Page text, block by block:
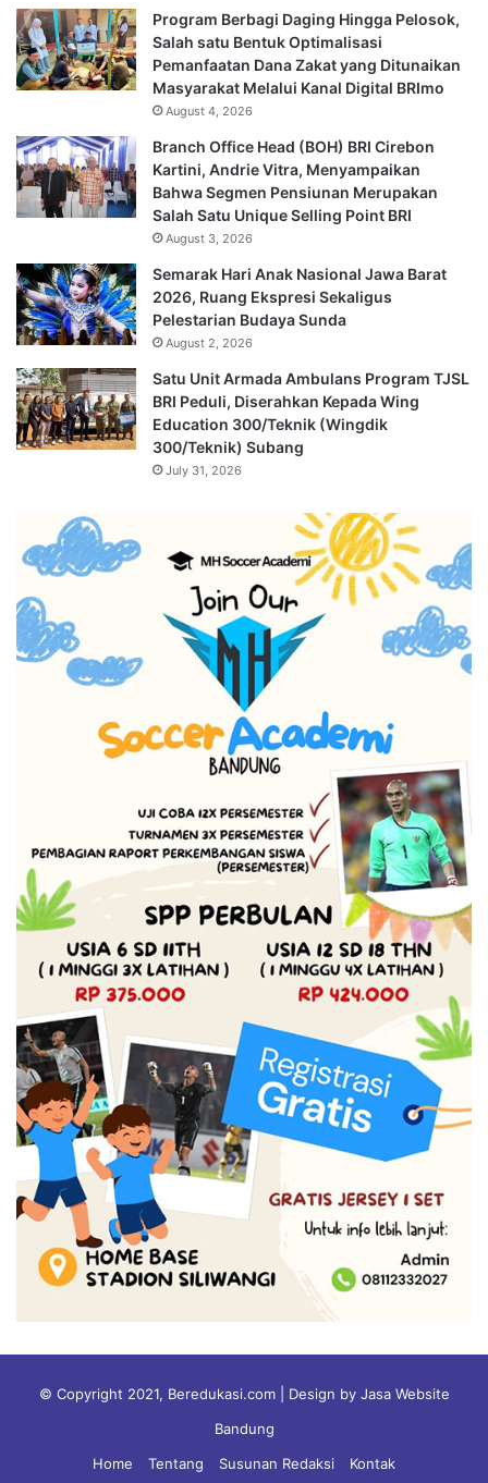
Program Berbagi Daging Hingga Pelosok,
Salah satu Bentuk Optimalisasi
Pemanfaatan Dana Zakat yang Ditunaikan
Masyarakat Melalui Kanal Digital BRImo
August 4, 2026
Branch Office Head (BOH) BRI Cirebon
Kartini, Andrie Vitra, Menyampaikan
Bahwa Segmen Pensiunan Merupakan
Salah Satu Unique Selling Point BRI
August 3, 2026
Semarak Hari Anak Nasional Jawa Barat
2026, Ruang Ekspresi Sekaligus
Pelestarian Budaya Sunda
August 2, 2026
Satu Unit Armada Ambulans Program TJSL
BRI Peduli, Diserahkan Kepada Wing
Education 300/Teknik (Wingdik
300/Teknik) Subang
July 31, 2026
© Copyright 2021, Beredukasi.com | Design by Jasa Website
Bandung
Home
Tentang Susunan Redaksi Kontak